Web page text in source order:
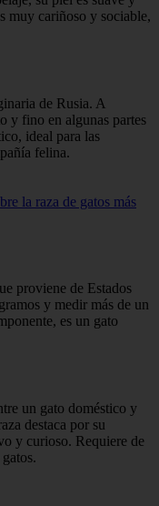
muy cariñoso y sociable,
de Rusia. A
y fino en algunas partes
ideal para las
felina.
la raza de gatos más
proviene de Estados
y medir más de un
es un gato
un gato doméstico y
destaca por su
y curioso. Requiere de